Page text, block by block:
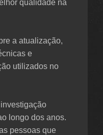
qualidade na
a atualização,
e
utilizados no
longo dos anos.
pessoas que